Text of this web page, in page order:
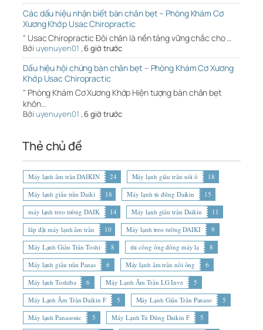
Các dấu hiệu nhận biết bàn chân bẹt – Phòng Khám Cơ
Xương Khớp Usac Chiropractic
" Usac Chiropractic Đôi chân là nền tảng vững chắc cho …
Bởi uyenuyen01 , 6 giờ trước
Dấu hiệu hội chứng bàn chân bẹt – Phòng Khám Cơ Xương
Khớp Usac Chiropractic
" Phòng Khám Cơ Xương Khớp Hiện tượng bàn chân bẹt
khôn…
Bởi uyenuyen01 , 6 giờ trước
Thẻ chủ đề
Máy lạnh âm trần DAIKIN 24 Máy lạnh giấu trần nối ố
18
Máy lạnh giấu trần Daiki
18 Máy lạnh tủ đứng Daikin
15
máy lạnh treo tường DAIK
14 Máy lạnh giấu trần Daikin
11
lắp đặt máy lạnh âm trần
10 Máy lạnh treo tường DAIKI
9
Máy Lạnh Giấu Trần Toshi
8 thi công ống đồng máy lạ
8
Máy lạnh giấu trần Panas
6 Máy lạnh âm trần nối ống
6
Máy lạnh Toshiba
6 Máy Lạnh Âm Trần LG Inve
5
Máy Lạnh Âm Trần Daikin F
5 Máy Lạnh Giấu Trần Panaso
5
Máy lạnh Panasonic
5 Máy Lạnh Tủ Đứng Daikin F
5